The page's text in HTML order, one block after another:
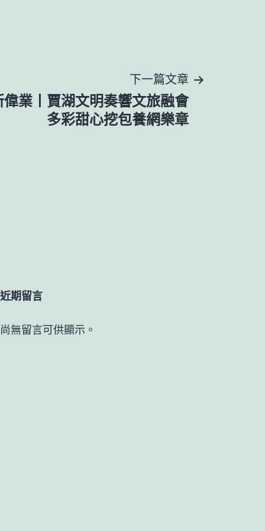
下一篇文章
業丨賈湖文明奏響文旅融會
多彩甜心挖包養網樂章
近期留言
尚無留言可供顯示。